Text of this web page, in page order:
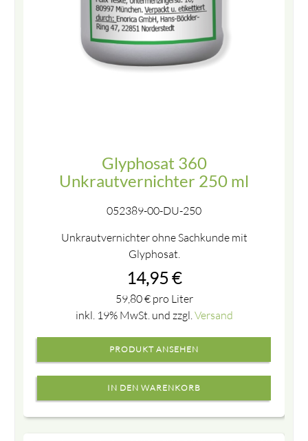
Glyphosat 360
Unkrautvernichter 250 ml
052389-00-DU-250
Unkrautvernichter ohne Sachkunde mit
Glyphosat.
14,95 €
59,80€pro Liter
inkl. 19% MwSt. und zzgl.Versand
PRODUKT ANSEHEN